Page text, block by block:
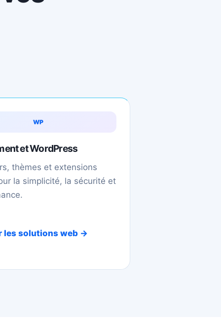
WP
et WordPress
thèmes et extensions
la simplicité, la sécurité et
les solutions web →